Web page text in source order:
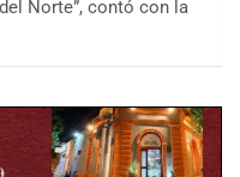
Norte”, contó con la